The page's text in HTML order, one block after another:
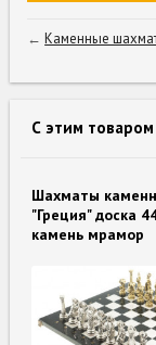
←Каменные
С этим
Шахматы
"Греция" доска
камень мрамор